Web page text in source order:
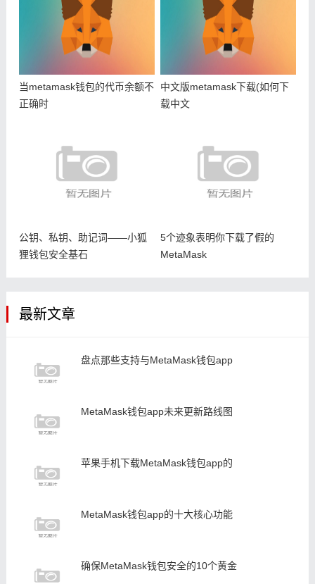
当metamask钱包的代币余额不
正确时
中文版metamask下载(如何下
载中文
公钥、私钥、助记词——小狐
狸钱包安全基石
5个迹象表明你下载了假的
MetaMask
最新文章
盘点那些支持与MetaMask钱包app
MetaMask钱包app未来更新路线图
苹果手机下载MetaMask钱包app的
MetaMask钱包app的十大核心功能
确保MetaMask钱包安全的10个黄金